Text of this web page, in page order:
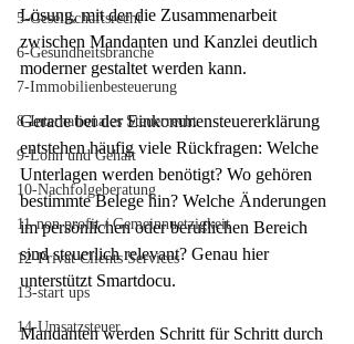
5-Gesellschaftsrecht
6-Gesundheitsbranche
7-Immobilienbesteuerung
8-Internationales Steuerrecht
9-Lohn und Gehalt
10-Nachfolgeberatung
11-non profit / Gemeinnuetzigkeit
12-Privat Clients Services
13-start ups
14-Umsatzsteuer
Lösung, mit der die Zusammenarbeit
zwischen Mandanten und Kanzlei deutlich
moderner gestaltet werden kann.
Gerade bei der Einkommensteuererklärung
entstehen häufig viele Rückfragen: Welche
Unterlagen werden benötigt? Wo gehören
bestimmte Belege hin? Welche Änderungen
im persönlichen oder beruflichen Bereich
sind steuerlich relevant? Genau hier
unterstützt Smartdocu.
Mandanten werden Schritt für Schritt durch